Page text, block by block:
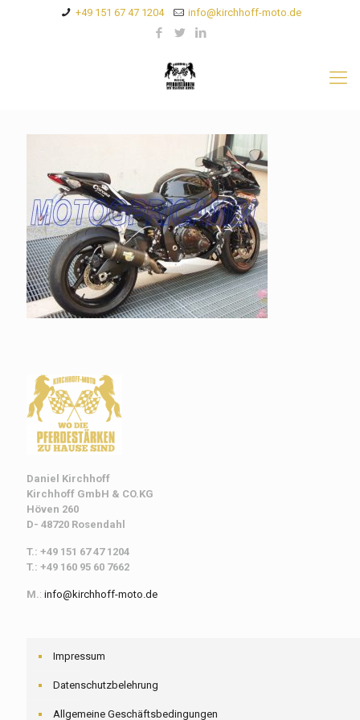
+49 151 67 47 1204 info@kirchhoff-moto.de
Daniel Kirchhoff
Kirchhoff GmbH & CO.KG
Höven 260
D- 48720 Rosendahl
T.: +49 151 67 47 1204
T.: +49 160 95 60 7662
M.: info@kirchhoff-moto.de
Impressum
Datenschutzbelehrung
Allgemeine Geschäftsbedingungen